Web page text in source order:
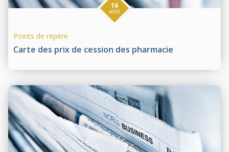
Carte des prix de cession des pharmacie
16
août
Points de repère